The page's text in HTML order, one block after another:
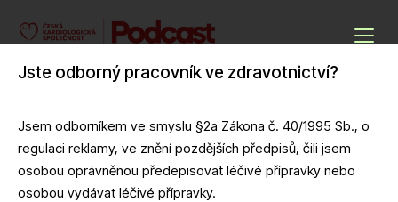
Cardio Podcast
PW 2024-09-25 – Cesta pacienta se
srdečním selháním od diagnózy k léčbě
Jste odborný pracovník ve zdravotnictví?
Jsem odborníkem ve smyslu §2a Zákona č. 40/1995 Sb., o
regulaci reklamy, ve znění pozdějších předpisů, čili jsem
osobou oprávněnou předepisovat léčivé přípravky nebo
osobou vydávat léčivé přípravky.